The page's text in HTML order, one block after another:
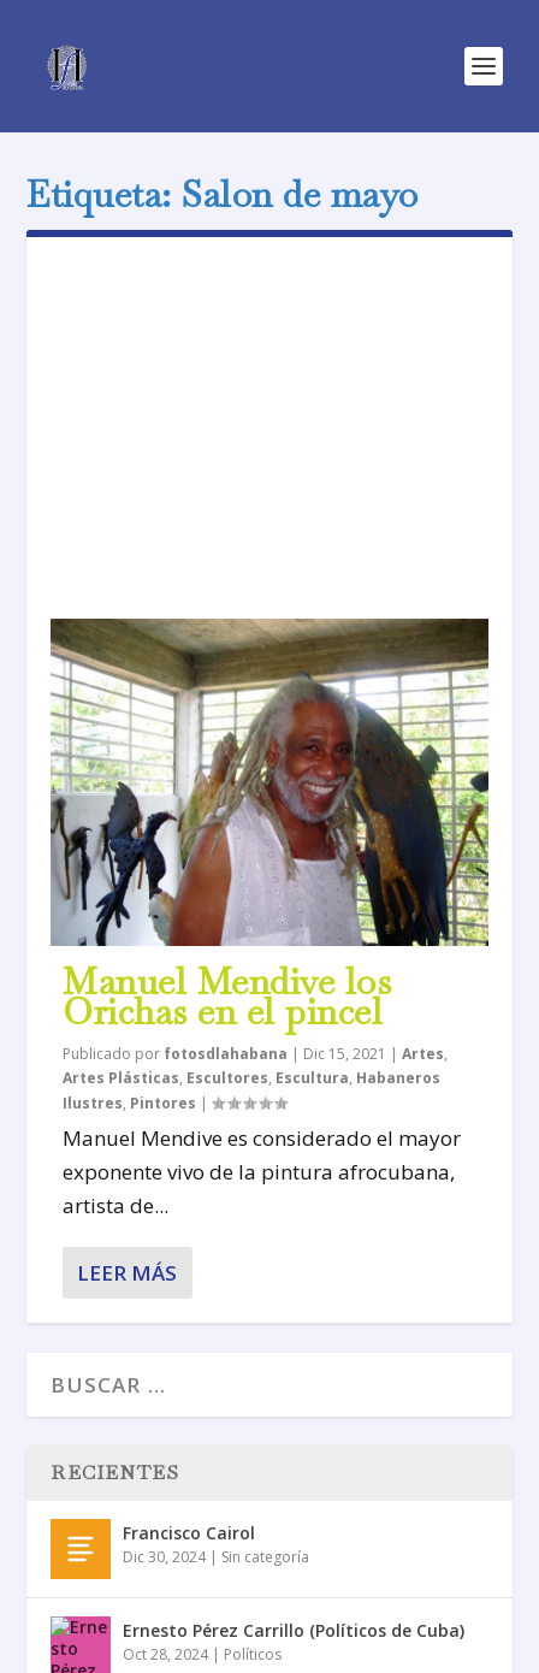
Etiqueta: Salon de mayo
Manuel Mendive los
Orichas en el pincel
Publicado por fotosdlahabana | Dic 15, 2021 |Artes,
Artes Plásticas, Escultores, Escultura, Habaneros
Ilustres, Pintores |
Manuel Mendive es considerado el mayor
exponente vivo de la pintura afrocubana,
artista de...
LEER MÁS
RECIENTES
Francisco Cairol
Dic 30, 2024| Sin categoría
Ernesto Pérez Carrillo (Políticos de Cuba)
Oct 28, 2024| Políticos